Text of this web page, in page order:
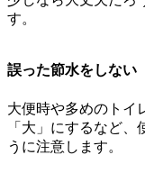
す。
誤った節水をしない
大便時や多めのトイ
「大」にするなど、
うに注意します。